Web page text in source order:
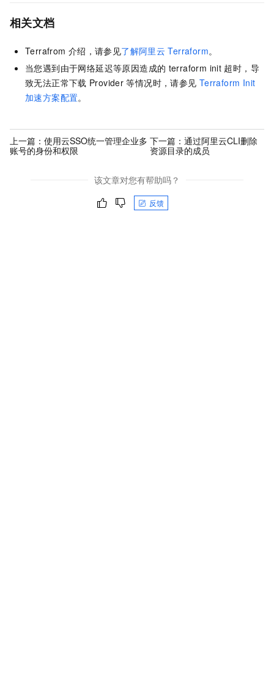
相关文档
Terrafrom 介绍，请参见了解阿里云 Terraform。
当您遇到由于网络延迟等原因造成的 terraform init 超时，导
致无法正常下载 Provider 等情况时，请参见 Terraform Init
加速方案配置。
上一篇： 使用云SSO统一管理企业多
账号的身份和权限
下一篇：通过阿里云CLI删除
资源目录的成员
该文章对您有帮助吗？
反馈